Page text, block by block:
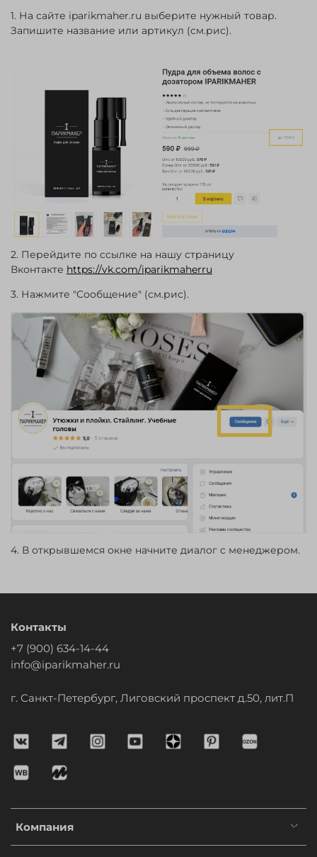
1. На сайте iparikmaher.ru выберите нужный товар.
Запишите название или артикул (см.рис).
2. Перейдите по ссылке на нашу страницу
Вконтакте https://vk.com/iparikmaherru
3. Нажмите "Сообщение" (см.рис).
4. В открывшемся окне начните диалог с менеджером.
Компания
Контакты
+7 (900) 634-14-44
info@iparikmaher.ru
г. Санкт-Петербург, Лиговский проспект д.50, лит.П